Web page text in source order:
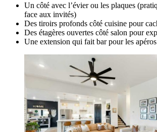
Un côté avec l’évier ou les plaques
face aux invités)
Des tiroirs profonds côté cuisine pour
Des étagères ouvertes côté salon pour
Une extension qui fait bar pour les apéros